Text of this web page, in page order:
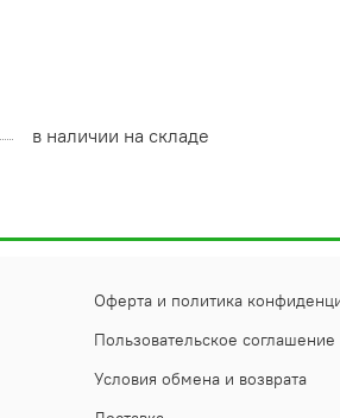
в наличии на складе
Оферта и политика
Пользовательское соглашение
Условия обмена и возврата